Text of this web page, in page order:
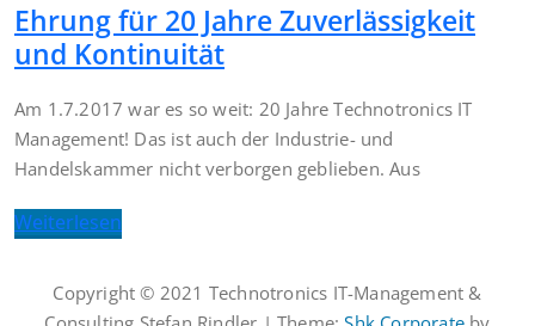
Ehrung für 20 Jahre Zuverlässigkeit
und Kontinuität
Am 1.7.2017 war es so weit: 20 Jahre Technotronics IT
Management! Das ist auch der Industrie- und
Handelskammer nicht verborgen geblieben. Aus
Weiterlesen
Copyright © 2021 Technotronics IT-Management &